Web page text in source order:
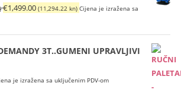
Izvorna
bila
je:
(12,801.12
€1,499.00 (11,294.22 kn) Trenutna
je:
€1,499.00
Cijena je izražena sa
3T..GUMENI UPRAVLJIVI
je izražena sa uključenim PDV-om